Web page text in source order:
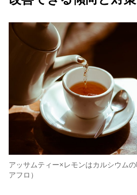
アッサムティー×レモンはカルシウム
アフロ）